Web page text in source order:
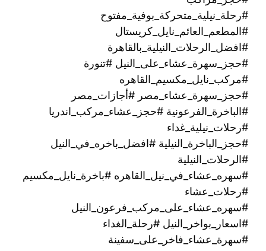
#رحلة_نيلية_متحركة_بوفية_مفتوح
#المطعم_العائم_نايل_كريستال
#افضل_الرحلات_النيلية_بالقاهرة
#حجز_سهرة_عشاء_على_النيل #تنورة
#مركب_نايل_مكسيم_القاهره
#حجز_سهرة_عشاء_مصر #أجازات_مصر
#الباخرة_الفرعونية #حجز_عشاء_مركب_اندريا
#رحلات_نيلية_غداء
#حجز_الباخرة_النيلية #افضل_باخره_في_النيل
#الرحلات_النيلية
#سهره_عشاء_في_نيل_القاهره‏ #باخرة_نايل_مكسيم
#رحلات_عشاء
#سهره_عشاء_على_مركب_فرعون_النيل
#اسعار_بواخر_النيل #رحلة_الغداء
#سهرة_عشاء_فاخر_على_سفينة